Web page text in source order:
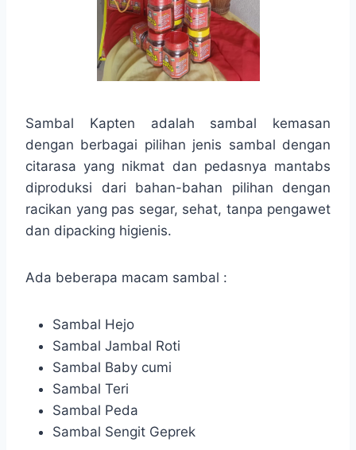
Sambal Kapten adalah sambal kemasan
dengan berbagai pilihan jenis sambal dengan
citarasa yang nikmat dan pedasnya mantabs
diproduksi dari bahan-bahan pilihan dengan
racikan yang pas segar, sehat, tanpa pengawet
dan dipacking higienis.
Ada beberapa macam sambal :
Sambal Hejo
Sambal Jambal Roti
Sambal Baby cumi
Sambal Teri
Sambal Peda
Sambal Sengit Geprek